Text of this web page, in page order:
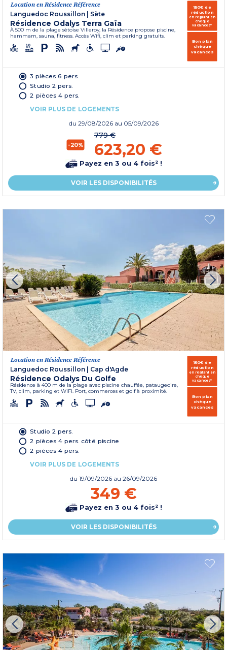
Location en Résidence Référence
Languedoc Roussillon
Sète
Résidence Odalys Terra Gaïa
À 500 m de la plage sètoise Villeroy, la Résidence propose piscine,
hammam, sauna, fitness. Accès Wifi, clim et parking gratuits.
150€ de
réduction
en réglant en
chèque
vacances*
Bon plan
chèque
vacances
3 pièces 6 pers.
Studio 2 pers.
2 pièces 4 pers.
VOIR PLUS DE LOGEMENTS
du 29/08/2026 au 05/09/2026
-20%
779 €
623,20 €
Payez en 3 ou 4 fois² !
VOIR LES DISPONIBILITÉS
Location en Résidence Référence
Languedoc Roussillon
Cap d'Agde
Résidence Odalys Du Golfe
Résidence à 400 m de la plage avec piscine chauffée, pataugeoire,
TV, clim, parking et WIFI. Port, commerces et golf à proximité.
150€ de
réduction
en réglant en
chèque
vacances*
Bon plan
chèque
vacances
Studio 2 pers.
2 pièces 4 pers. côté piscine
2 pièces 4 pers.
VOIR PLUS DE LOGEMENTS
du 19/09/2026 au 26/09/2026
349 €
Payez en 3 ou 4 fois² !
VOIR LES DISPONIBILITÉS